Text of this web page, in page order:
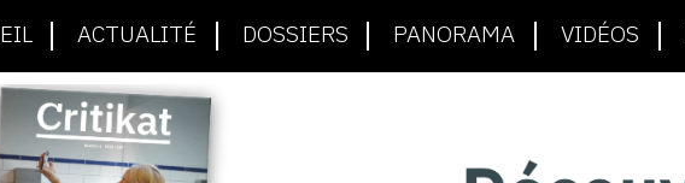
ACTUALITÉ DOSSIERS PANORAMA VIDÉOS